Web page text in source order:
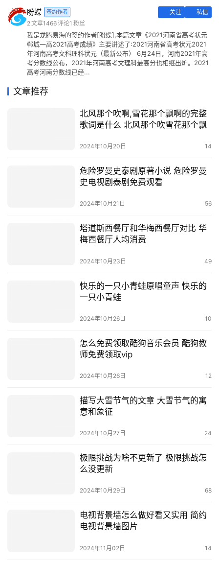
盼蝶 签约作者 关注
私信
2文章1466评论1 粉丝
我是龙腾易海的签约作者[盼蝶],本篇文章《2021河南省高考状元
郸城一高2021高考成绩》主要讲述了:2021河南省高考状元2021
年河南高考文科理科状元（最新公布） 6月24日，河南2021年高
考分数线公布，2021年河南高考文理科最高分也相继出炉。2021
高考河南分数线已经...
文章推荐
北风那个吹啊,雪花那个飘啊的完整
歌词是什么 北风那个吹雪花那个飘
2024年10月20日 14
危险罗曼史泰剧原著小说 危险罗曼
史电视剧泰剧免费观看
2024年10月21日 56
塔道斯西餐厅和华梅西餐厅对比 华
梅西餐厅人均消费
2024年10月23日 49
快乐的一只小青蛙原唱童声 快乐的
一只小青蛙
2024年10月26日 10
怎么免费领取酷狗音乐会员 酷狗教
师免费领取vip
2024年10月26日 12
描写大雪节气的文章 大雪节气的寓
意和象征
2024年10月27日 24
极限挑战为啥不更新了 极限挑战怎
么没更新
2024年10月29日 68
电视背景墙怎么做好看又实用 简约
电视背景墙图片
2024年11月02日 14